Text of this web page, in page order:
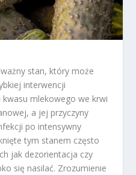
stan, który może
interwencji
mlekowego we krwi
a jej przyczyny
po intensywny
tym stanem często
jak dezorientacja czy
się nasilać. Zrozumienie